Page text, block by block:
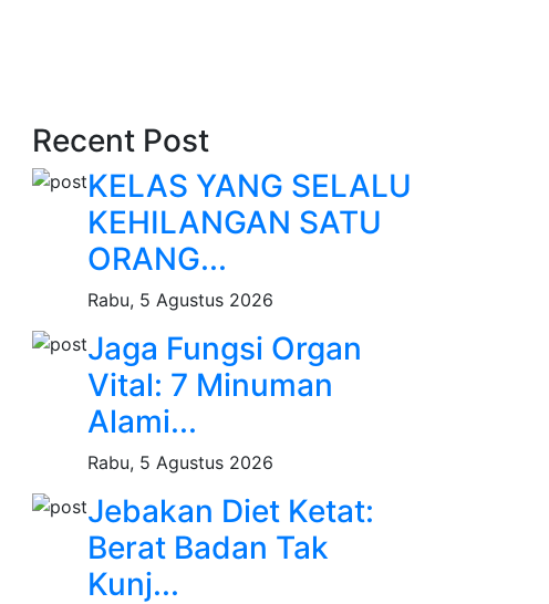
Recent Post
KELAS YANG SELALU
KEHILANGAN SATU
ORANG...
Rabu, 5 Agustus 2026
Jaga Fungsi Organ
Vital: 7 Minuman
Alami...
Rabu, 5 Agustus 2026
Jebakan Diet Ketat:
Berat Badan Tak
Kunj...